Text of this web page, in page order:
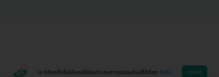
เราใช้คุกกี้เพื่อให้คุณได้รับประสบการณ์ออนไลน์ที่ดีที่สุด ได้ที่นี่ ตกลง